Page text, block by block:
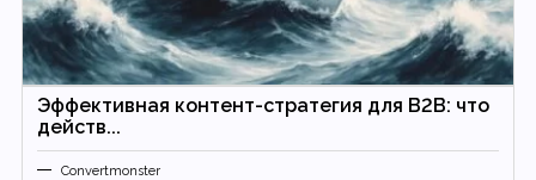
Эффективная контент-стратегия для B2B: что
действ...
Convertmonster